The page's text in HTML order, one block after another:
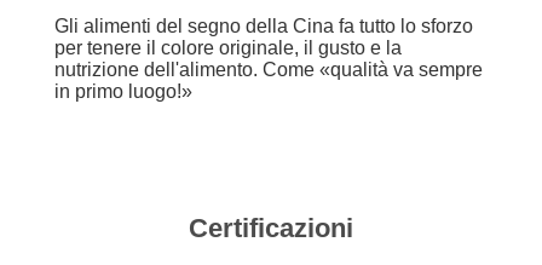
MAPPA
DEL
Gli alimenti del segno della Cina fa tutto lo sforzo
per tenere il colore originale, il gusto e la
nutrizione dell'alimento. Come «qualità va sempre
in primo luogo!»
Certificazioni